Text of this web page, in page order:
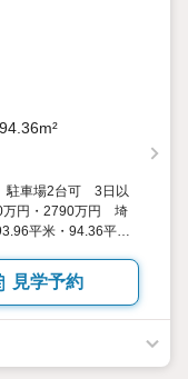
駐車場2台可 3日以
円・2790万円 埼
平米・94.36平米
見学予約